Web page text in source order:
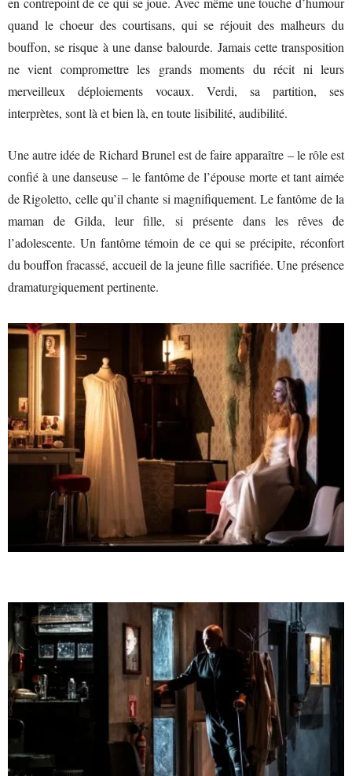
quand le choeur des courtisans, qui se réjouit des malheurs du
bouffon, se risque à une danse balourde. Jamais cette transposition
ne vient compromettre les grands moments du récit ni leurs
merveilleux déploiements vocaux. Verdi, sa partition, ses
interprètes, sont là et bien là, en toute lisibilité, audibilité.
Une autre idée de Richard Brunel est de faire apparaître – le rôle est
confié à une danseuse – le fantôme de l’épouse morte et tant aimée
de Rigoletto, celle qu’il chante si magnifiquement. Le fantôme de la
maman de Gilda, leur fille, si présente dans les rêves de
l’adolescente. Un fantôme témoin de ce qui se précipite, réconfort
du bouffon fracassé, accueil de la jeune fille sacrifiée. Une présence
dramaturgiquement pertinente.